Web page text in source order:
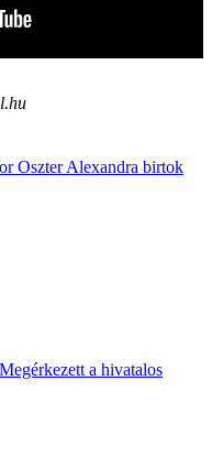
Oszter Alexandra birtok
a hivatalos